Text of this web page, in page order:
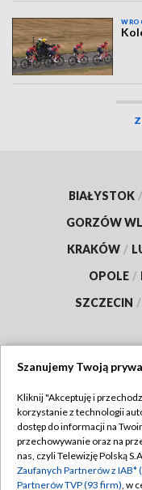
BIAŁYSTOK /
GORZÓW
KRAKÓW /
OPOLE /
SZCZECIN /
Abonament TVP
Emisja w TVP
Szanujemy Twoją
Kliknij "Akceptuję i
korzystanie z technologii
dostęp do informacji na
przechowywanie oraz na
nas, czyli Telewizję Polską
Zaufanych Partnerów z IAB*
Partnerów TVP (93 firm), w